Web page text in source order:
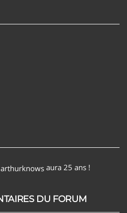
arthurknows aura 25 ans !
DU FORUM